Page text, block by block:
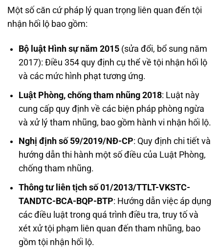
Một số căn cứ pháp lý quan trọng liên quan đến tội
nhận hối lộ bao gồm:
Bộ luật Hình sự năm 2015(sửa đổi, bổ sung năm
2017): Điều 354 quy định cụ thể về tội nhận hối lộ
và các mức hình phạt tương ứng.
Luật Phòng, chống tham nhũng 2018: Luật này
cung cấp quy định về các biện pháp phòng ngừa
và xử lý tham nhũng, bao gồm hành vi nhận hối lộ.
Nghị định số 59/2019/NĐ-CP: Quy định chi tiết và
hướng dẫn thi hành một số điều của Luật Phòng,
chống tham nhũng.
Thông tư liên tịch số 01/2013/TTLT-VKSTC-
TANDTC-BCA-BQP-BTP: Hướng dẫn việc áp dụng
các điều luật trong quá trình điều tra, truy tố và
xét xử tội phạm liên quan đến tham nhũng, bao
gồm tội nhận hối lộ.